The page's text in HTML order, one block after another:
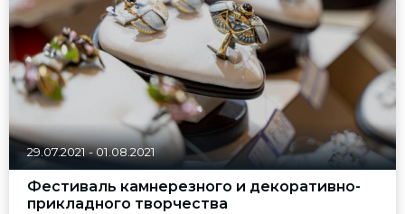
29.07.2021-01.08.2021
Фестиваль камнерезного и декоративно-
прикладного творчества